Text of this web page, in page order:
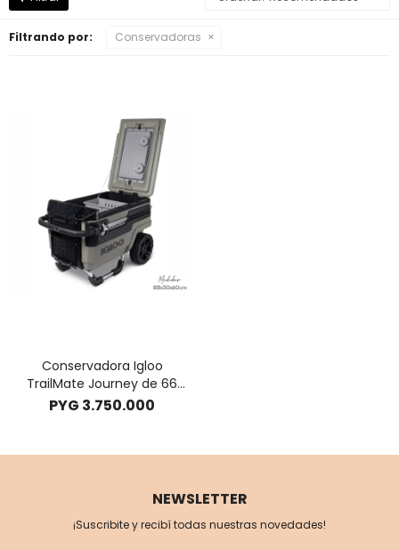
Filtrando por: Conservadoras
Conservadora Igloo
TrailMate Journey de 66
litros c/ ruedas
PYG 3.750.000
NEWSLETTER
¡Suscribite y recibí todas nuestras novedades!